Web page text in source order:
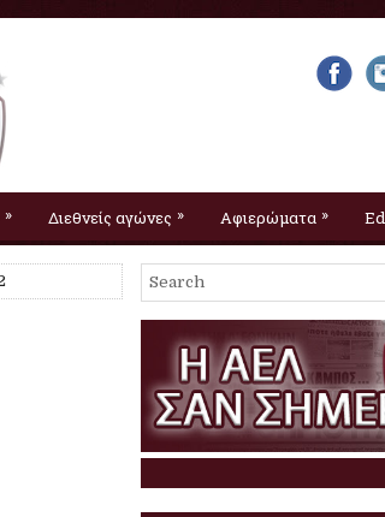
» Διεθνείς αγώνες » Αφιερώματα »
Η ΑΕΛ